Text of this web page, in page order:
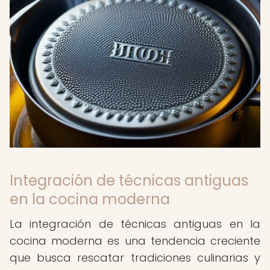
Integración de técnicas antiguas
en la cocina moderna
La integración de técnicas antiguas en la
cocina moderna es una tendencia creciente
que busca rescatar tradiciones culinarias y